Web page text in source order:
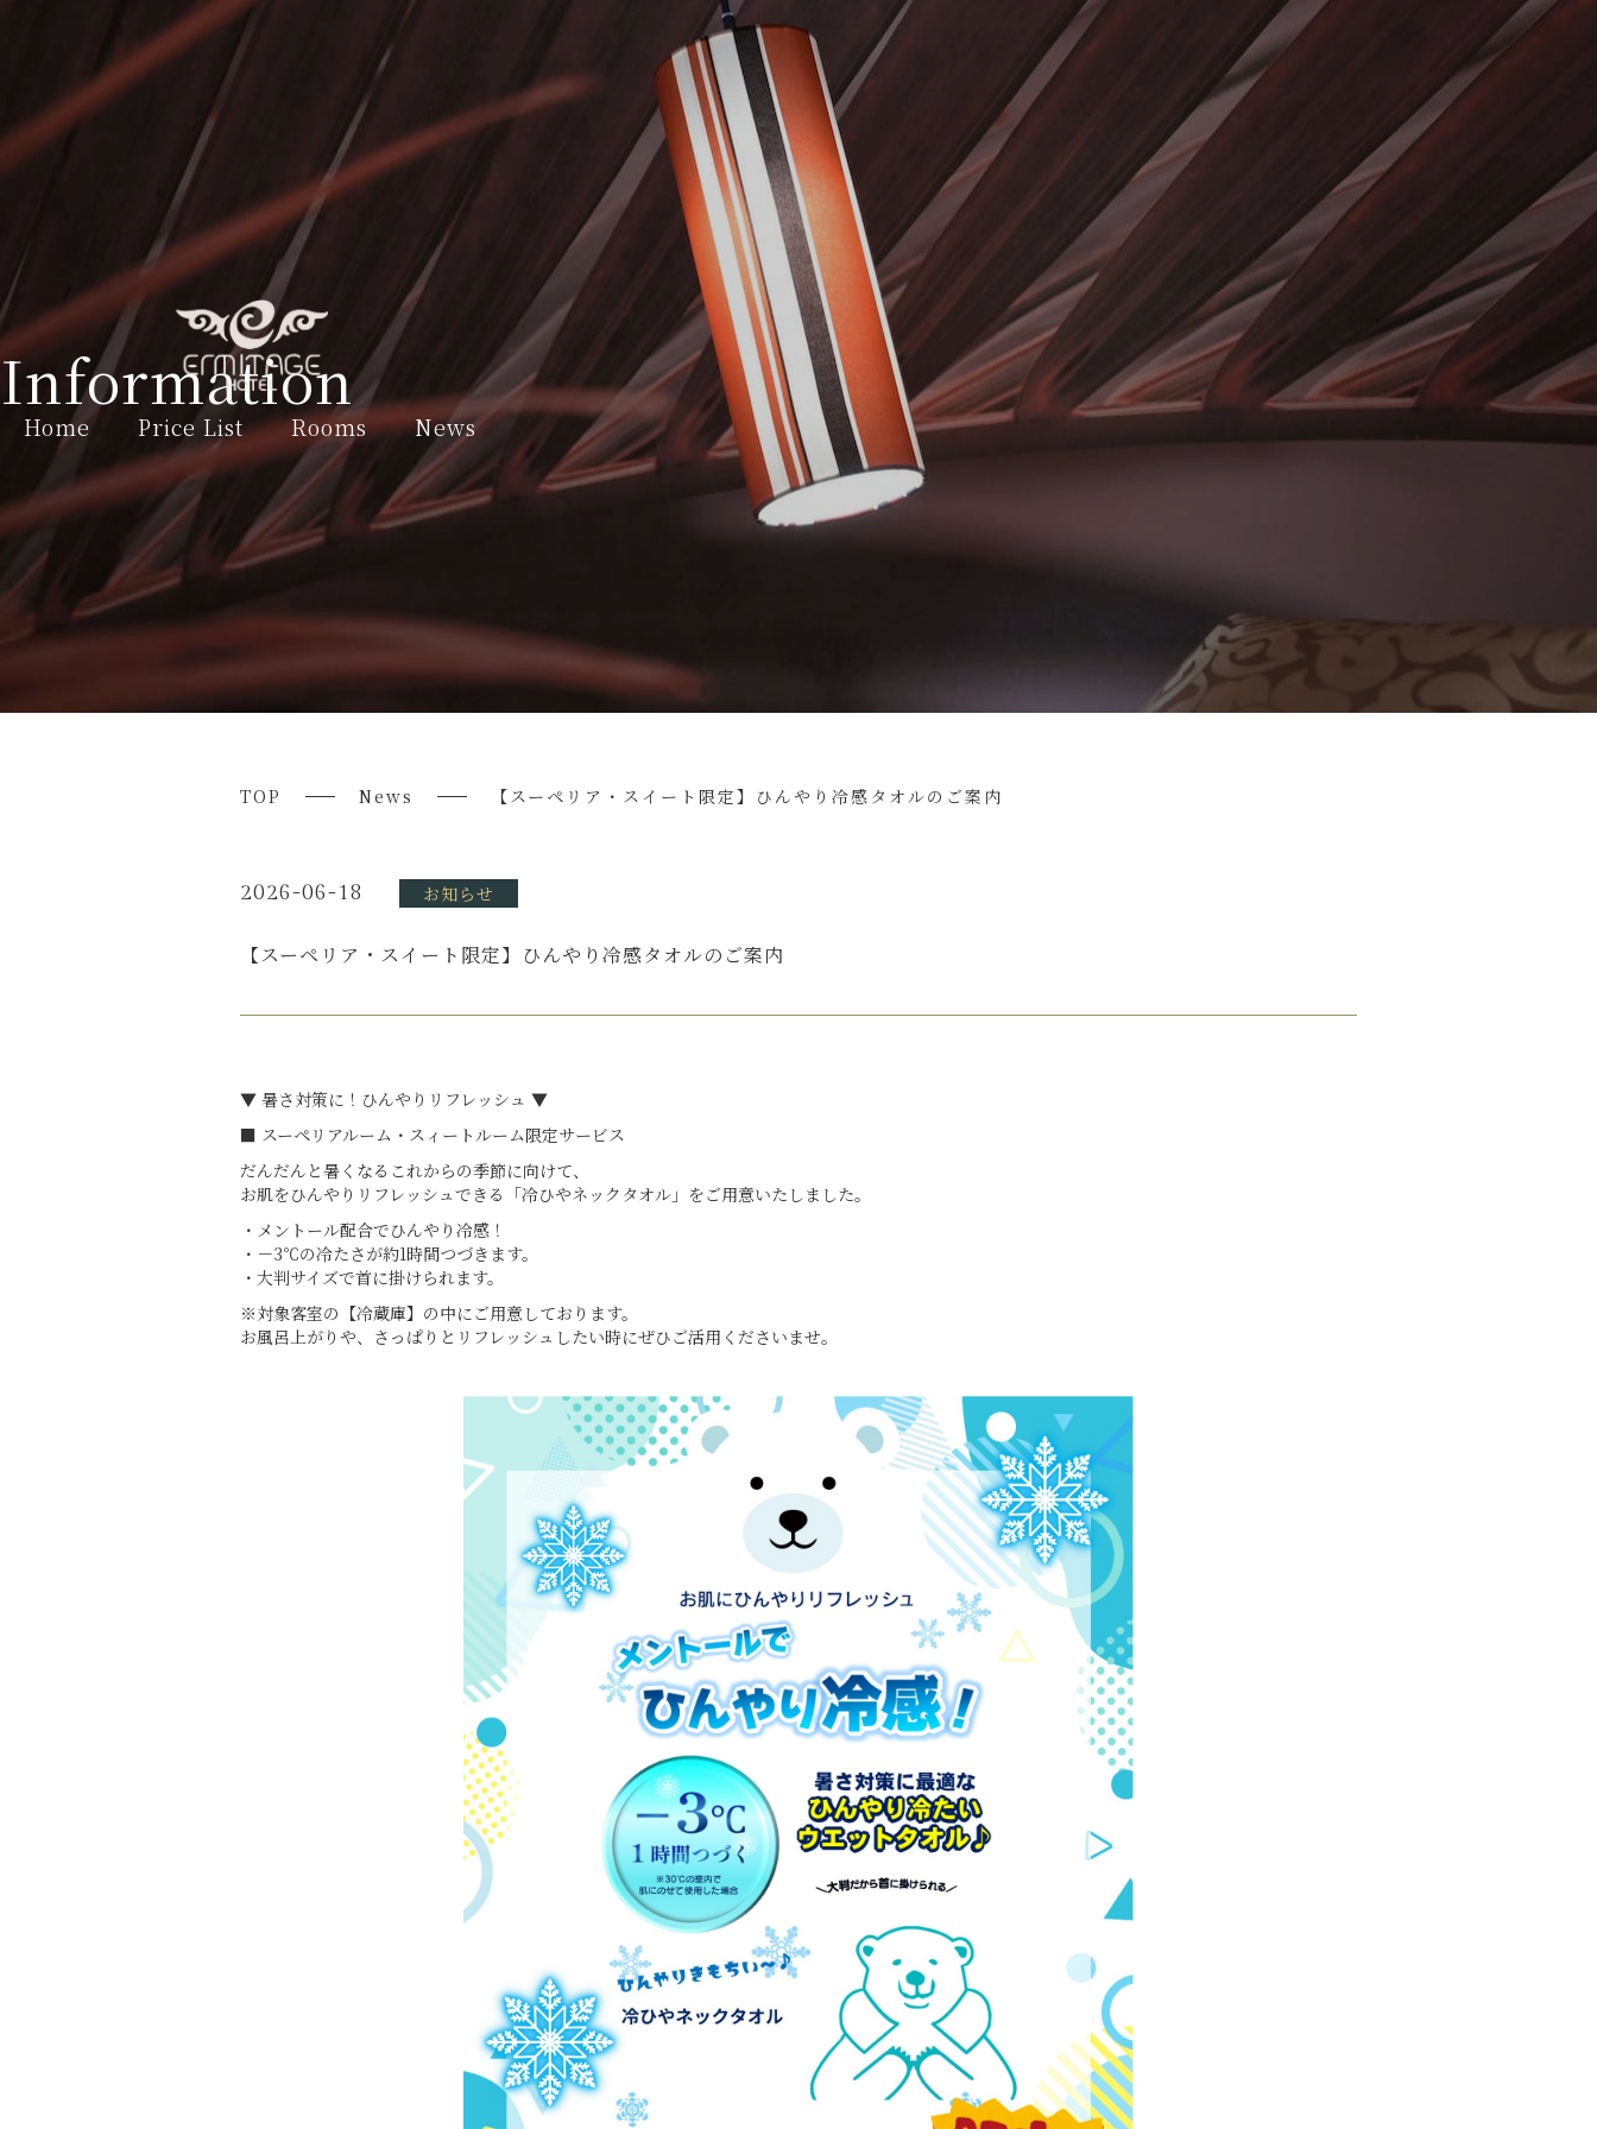
Information
Home Price List Rooms News
TOP News 【スーペリア・スイート限定】ひんやり冷感タオルのご案内
2026-06-18 お知らせ
【スーペリア・スイート限定】ひんやり冷感タオルのご案内
▼ 暑さ対策に！ひんやりリフレッシュ ▼
■ スーペリアルーム・スィートルーム限定サービス
だんだんと暑くなるこれからの季節に向けて、
お肌をひんやりリフレッシュできる「冷ひやネックタオル」をご用意いたしました。
・メントール配合でひんやり冷感！
・－3℃の冷たさが約1時間つづきます。
・大判サイズで首に掛けられます。
※対象客室の【冷蔵庫】の中にご用意しております。
お風呂上がりや、さっぱりとリフレッシュしたい時にぜひご活用くださいませ。